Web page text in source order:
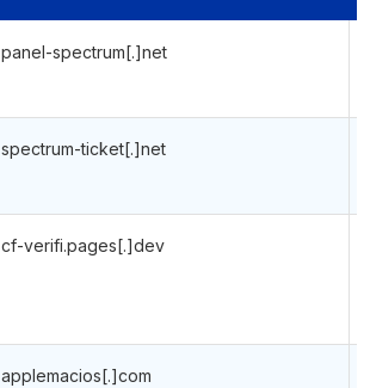
panel-spectrum[.]net
spectrum-ticket[.]net
cf-verifi.pages[.]dev
applemacios[.]com